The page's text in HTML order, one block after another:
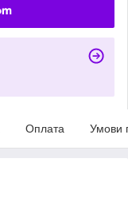
Оплата Умови